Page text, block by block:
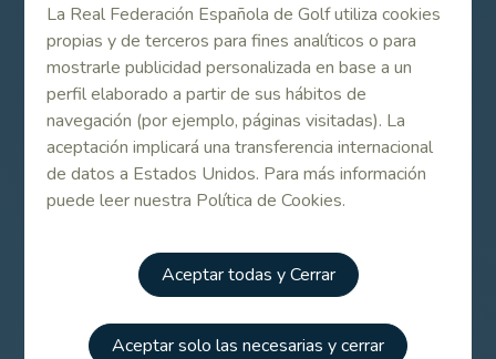
La Real Federación Española de Golf utiliza cookies
propias y de terceros para fines analíticos o para
mostrarle publicidad personalizada en base a un
perfil elaborado a partir de sus hábitos de
navegación (por ejemplo, páginas visitadas). La
aceptación implicará una transferencia internacional
de datos a Estados Unidos. Para más información
puede leer nuestra Política de Cookies.
Aceptar todas y Cerrar
Aceptar solo las necesarias y cerrar
Y Marta Sanz, única representante del golf español en el
IOA Championship, del Symetra Tour, pasó corte y
acabó con +9.
SEMANA 20-26 DE MARZO DE 2017
Circuitos Europeo y Americano Masculino
WGC- Dell Technologies Match Play (22-26 de marzo)
Resultados completos
Circuito Americano Masculino (PGA)
Puerto Rico Open (23-26 de marzo)